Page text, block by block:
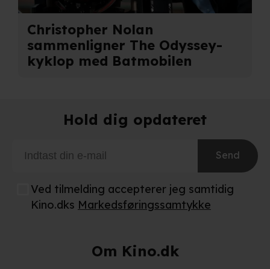
Christopher Nolan
sammenligner The Odyssey-
kyklop med Batmobilen
Hold dig opdateret
Send
Ved tilmelding accepterer jeg samtidig
Kino.dks Markedsføringssamtykke
Om Kino.dk